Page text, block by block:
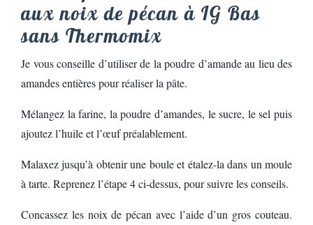
aux noix de pécan à IG Bas
sans Thermomix
Je vous conseille d’utiliser de la poudre d’amande au lieu des
amandes entières pour réaliser la pâte.
Mélangez la farine, la poudre d’amandes, le sucre, le sel puis
ajoutez l’huile et l’œuf préalablement.
Malaxez jusqu’à obtenir une boule et étalez-la dans un moule
à tarte. Reprenez l’étape 4 ci-dessus, pour suivre les conseils.
Concassez les noix de pécan avec l’aide d’un gros couteau.